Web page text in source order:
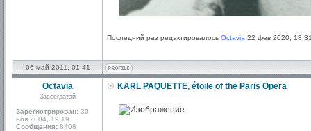
Последний раз редактировалось Octavia 22 фев 2020,
06 май 2011, 01:41
Octavia
Завсегдатай
Зарегистрирован: 30
ноя 2004, 19:19
Сообщения: 8408
KARL PAQUETTE, étoile of the Paris Opera